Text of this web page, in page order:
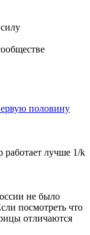
половину
работает лучше 1/k
не было
посмотреть что
отличаются